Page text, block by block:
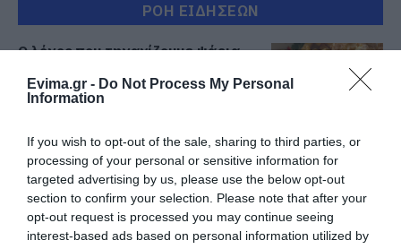
Evima.gr - Do Not Process My Personal
Information
If you wish to opt-out of the sale, sharing to third parties, or
processing of your personal or sensitive information for
targeted advertising by us, please use the below opt-out
section to confirm your selection. Please note that after your
opt-out request is processed you may continue seeing
interest-based ads based on personal information utilized by
ΡΟΗ ΕΙΔΗΣΕΩΝ
Ο λόγος που τηγανίζουμε ψάρια
τέλειο μαγείρεμα
06.08.2026 | 20:20
Θρήνος στην Εύβοια: Έφυγε από
τη ζωή ο 37χρονος που είχε
τροχαίο με αγριογούρουνο
06.08.2026 | 20:20
Νέο σοβαρό τροχαίο στην Εύβοια: